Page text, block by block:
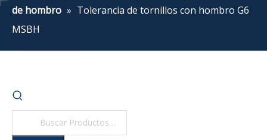
de hombro » Tolerancia de tornillos con hombro G6
MSBH